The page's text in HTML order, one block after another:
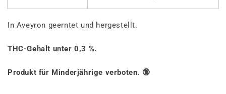
In Aveyron geerntet und hergestellt.
THC-Gehalt unter 0,3 %.
Produkt für Minderjährige verboten. 🔞